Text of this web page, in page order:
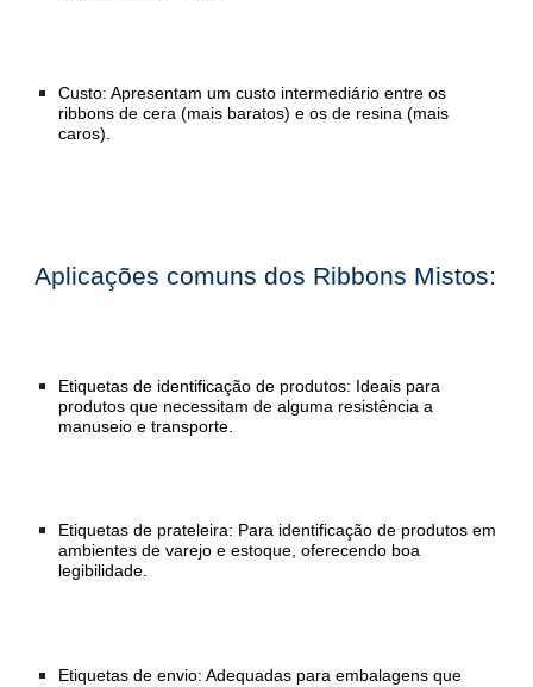
Custo: Apresentam um custo intermediário entre os
ribbons de cera (mais baratos) e os de resina (mais
caros).
Aplicações comuns dos Ribbons Mistos:
Etiquetas de identificação de produtos: Ideais para
produtos que necessitam de alguma resistência a
manuseio e transporte.
Etiquetas de prateleira: Para identificação de produtos em
ambientes de varejo e estoque, oferecendo boa
legibilidade.
Etiquetas de envio: Adequadas para embalagens que